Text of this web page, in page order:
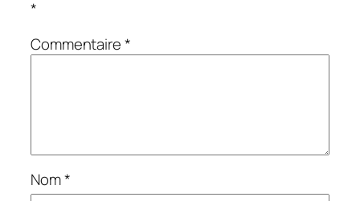
*
Commentaire*
Nom*